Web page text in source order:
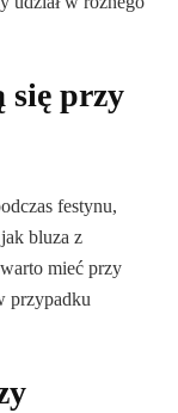
się przy
festynu,
bluza z
mieć przy
przypadku